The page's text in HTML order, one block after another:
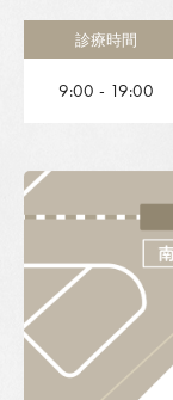
診療時間
9:00 - 19:00